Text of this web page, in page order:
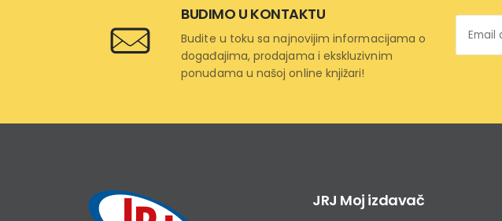
adresa
*
BUDIMO U KONTAKTU
Budite u toku sa najnovijim informacijama o
događajima, prodajama i ekskluzivnim
ponudama u našoj online knjižari!
JRJ Moj izdavač